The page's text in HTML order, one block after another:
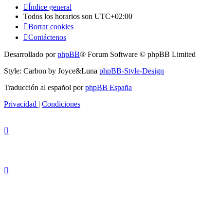
Índice general
Todos los horarios son UTC+02:00
Borrar cookies
Contáctenos
Desarrollado porphpBB® Forum Software © phpBB Limited
Style: Carbon by Joyce&Luna phpBB-Style-Design
Traducción al español porphpBB España
Privacidad | Condiciones